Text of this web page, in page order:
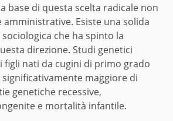
base di questa scelta radicale non
Esiste una solida
che ha spinto la
direzione. Studi genetici
figli nati da cugini di primo grado
maggiore di
genetiche recessive,
e mortalità infantile.